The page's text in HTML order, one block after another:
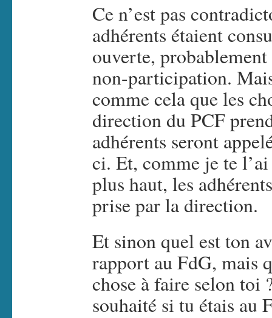
Ce n’est pas
adhérents étaient
ouverte,
non-participation.
comme cela que les
direction du PCF
adhérents seront
ci. Et, comme je te
plus haut, les
prise par la direction.
Et sinon quel est ton
rapport au FdG, mais
chose à faire selon toi
souhaité si tu étais au